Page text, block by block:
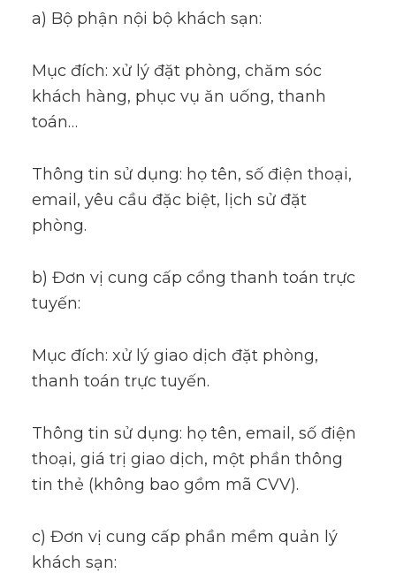
a) Bộ phận nội bộ khách sạn:
Mục đích: xử lý đặt phòng, chăm sóc
khách hàng, phục vụ ăn uống, thanh
toán…
Thông tin sử dụng: họ tên, số điện thoại,
email, yêu cầu đặc biệt, lịch sử đặt
phòng.
b) Đơn vị cung cấp cổng thanh toán trực
tuyến:
Mục đích: xử lý giao dịch đặt phòng,
thanh toán trực tuyến.
Thông tin sử dụng: họ tên, email, số điện
thoại, giá trị giao dịch, một phần thông
tin thẻ (không bao gồm mã CVV).
c) Đơn vị cung cấp phần mềm quản lý
khách sạn: